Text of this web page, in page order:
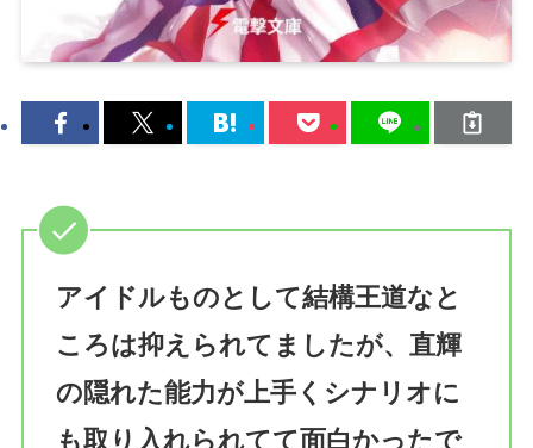
アイドルものとして結構王道なと
ころは抑えられてましたが、直輝
の隠れた能力が上手くシナリオに
も取り入れられてて面白かったで